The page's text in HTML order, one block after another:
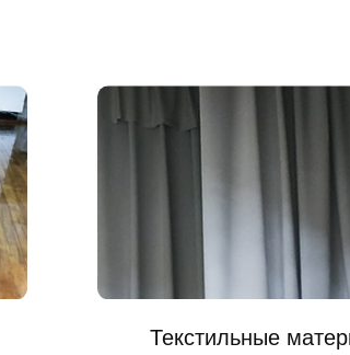
Текстильные